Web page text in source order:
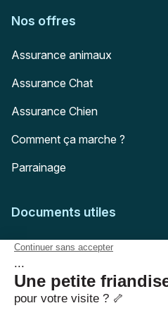
Nos offres
Assurance animaux
Assurance Chat
Assurance Chien
Comment ça marche ?
Parrainage
Documents utiles
Feuille de soins
Conditions générales
Politique de confidentialité